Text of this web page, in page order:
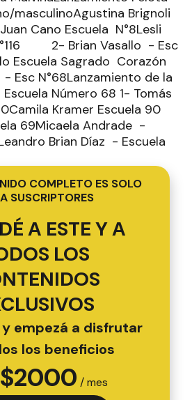
masculinoAgustina Brignoli
Cano Escuela N°8Lesli
2- Brian Vasallo - Esc
Escuela Sagrado Corazón
Esc N°68Lanzamiento de la
Número 68 1- Tomás
Kramer Escuela 90
69Micaela Andrade -
Brian Díaz - Escuela
COMPLETO ES SOLO
SUSCRIPTORES
A ESTE Y A
LOS
empezá a disfrutar
los beneficios
$2000 / mes